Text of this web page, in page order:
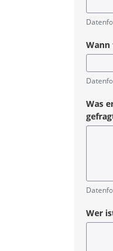
Was
Wer